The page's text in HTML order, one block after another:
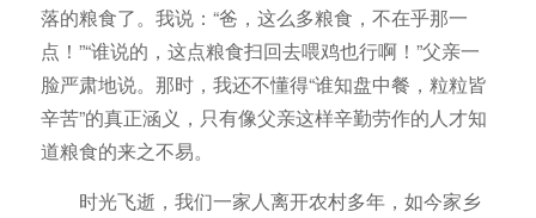
落的粮食了。我说：“爸，这么多粮食，不在乎那一
点！”“谁说的，这点粮食扫回去喂鸡也行啊！”父亲一
脸严肃地说。那时，我还不懂得“谁知盘中餐，粒粒皆
辛苦”的真正涵义，只有像父亲这样辛勤劳作的人才知
道粮食的来之不易。
时光飞逝，我们一家人离开农村多年，如今家乡